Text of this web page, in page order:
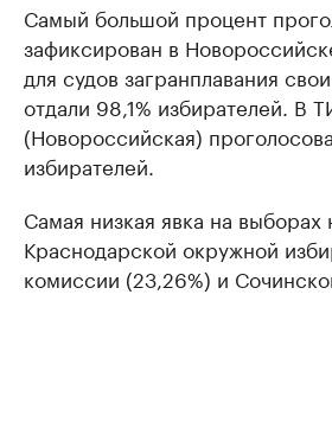
Самый большой процент
зафиксирован в
для судов загранплавания
отдали 98,1% избирателей. В
(Новороссийская)
избирателей.
Самая низкая явка на выборах
Краснодарской окружной
комиссии (23,26%) и